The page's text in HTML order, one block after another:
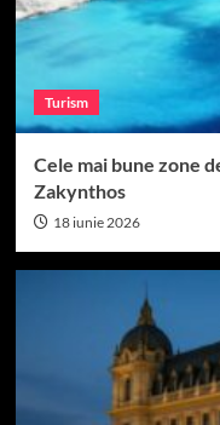
Turism
Cele mai bune zone
Zakynthos
18 iunie 2026